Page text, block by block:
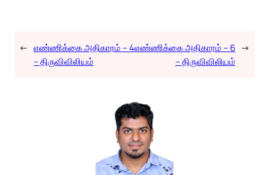
← எண்ணிக்கை அதிகாரம் – 4
– திருவிவிலியம்
எண்ணிக்கை அதிகாரம் – 6
– திருவிவிலியம்
→